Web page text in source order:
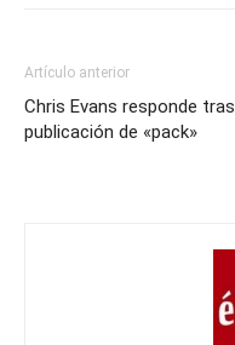
Artículo anterior
Chris Evans responde tras
publicación de «pack»